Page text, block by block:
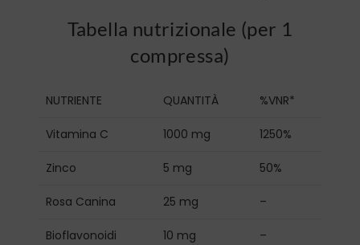
Tabella nutrizionale (per 1
compressa)
NUTRIENTE QUANTITÀ %VNR*
Vitamina C 1000 mg 1250%
Zinco 5 mg 50%
Rosa Canina 25 mg –
Bioflavonoidi 10 mg –